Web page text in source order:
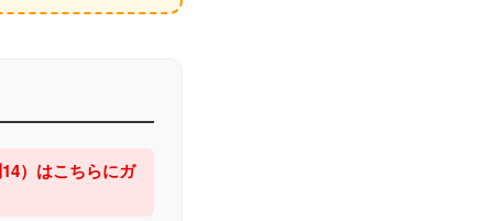
）はこちらにガ